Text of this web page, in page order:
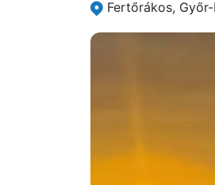
Fertőrákos,